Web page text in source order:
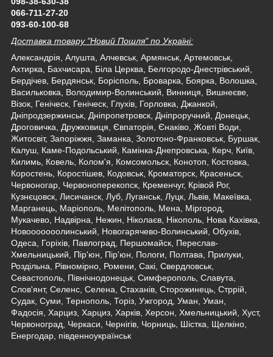
066-711-27-20
093-60-100-68
Доставка товару "Новий Пошля" по Україні:
Александрія, Алушта, Алчевськ, Армянськ, Артемовськ,
Ахтирка, Бахчисара, Біла Церква, Белгородо-Днестрівський,
Бердічев, Бердянськ, Борісполь, Броварка, Боярка, Волошка,
Васильковка, Володимир-Волинський, Винниця, Вишнеєве,
Візок, Геніческ, Геніческ, Глухів, Горловка, Джанкой,
Дніпродзержинськ, Дніпропетровск, Дніпроручний, Донецьк,
Дроговичка, Дружковиця, Євпаторія, Єнаківо, Жовті Води,
Житосвіт, Запоріжжя, Заманка, Золотоно-Франковськ, Буршак,
Калуш, Каме-Подольський, Камінка-Днепровська, Керч, Київ,
Килимь, Ковель, Колом'я, Комсомольск, Конотоп, Костовка,
Коростень, Коростішев, Кодовськ, Кроматорск, Красеньск,
Червоногар, Червоноперекопск, Кременчуг, Крівой Рог,
Кузнєцовск, Лисичанск, Луб, Луганськ, Луцк, Львів, Макеївка,
Марганець, Маріополь, Мелітополь, Мена, Міргород,
Мукачево, Надвірна, Нежин, Ніколаєв, Нікополь, Нова Кахівка,
Новооооооолинський, Новогарячево-Волинський, Обухів,
Одеса, Горіхів, Павлоград, Першомайск, Переслав-
Хмельницький, Пір'юн, Пір'юн, Пологи, Полтава, Прилуки,
Роздільна, Рівномірно, Ромени, Сакі, Свердловськ,
Севастополь, Північнодонецьк, Симферополь, Славута,
Слов'янт, Селенс, Селена, Стаханів, Сторожинець, Стррій,
Судак, Суми, Тернополь, Торіз, Ужгород, Уман, Уман,
Фадосія, Харциз, Харциз, Харків, Херсон, Хмельницький, Хуст,
Червоноград, Черкаси, Чернігів, Чорниць, Шістка, Щелкіно,
Енергодар, південноукраїнськ